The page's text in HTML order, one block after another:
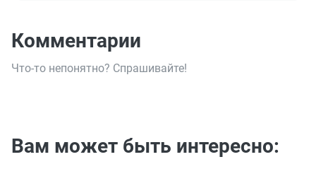
Комментарии
Что-то непонятно? Спрашивайте!
Вам может быть интересно: